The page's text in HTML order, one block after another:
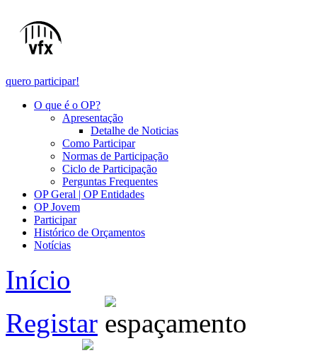
quero participar!
O que é o OP?
Apresentação
Detalhe de Noticias
Como Participar
Normas de Participação
Ciclo de Participação
Perguntas Frequentes
OP Geral | OP Entidades
OP Jovem
Participar
Histórico de Orçamentos
Notícias
Início
Registar